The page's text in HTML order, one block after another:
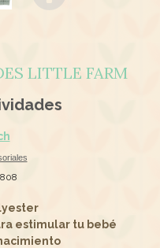
LITTLE FARM
estimular tu bebé